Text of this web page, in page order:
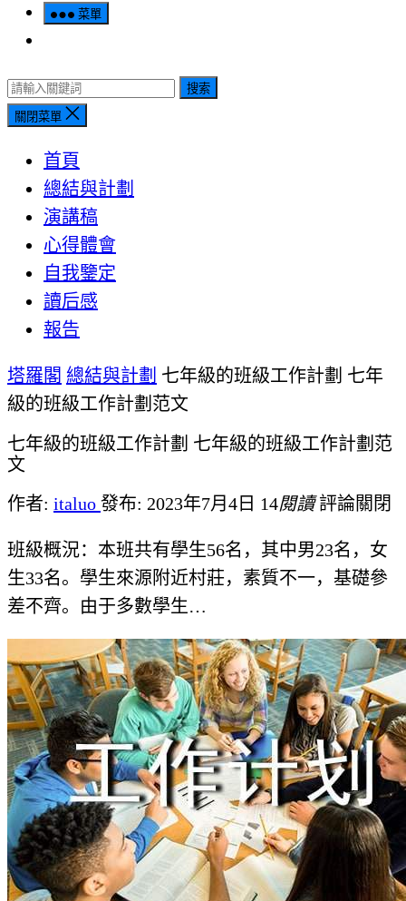
菜單
搜索
關閉菜單
首頁
總結與計劃
演講稿
心得體會
自我鑒定
讀后感
報告
塔羅閣 總結與計劃 七年級的班級工作計劃 七年
級的班級工作計劃范文
七年級的班級工作計劃 七年級的班級工作計劃范
文
作者: italuo 發布: 2023年7月4日 14閱讀 評論關閉
班級概況：本班共有學生56名，其中男23名，女
生33名。學生來源附近村莊，素質不一，基礎參
差不齊。由于多數學生…